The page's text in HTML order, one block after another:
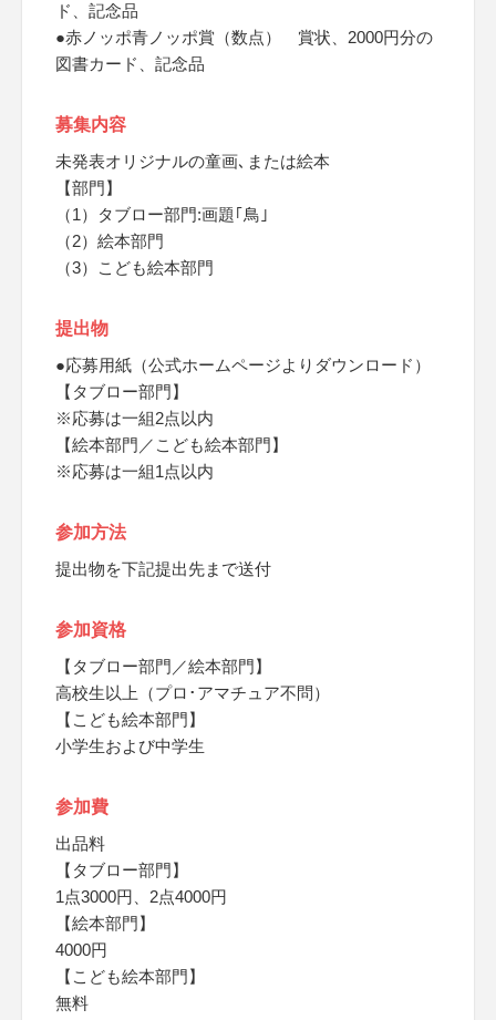
ド、記念品
●赤ノッポ青ノッポ賞（数点） 賞状、2000円分の
図書カード、記念品
募集内容
未発表オリジナルの童画､または絵本
【部門】
（1）タブロー部門:画題｢鳥｣
（2）絵本部門
（3）こども絵本部門
提出物
●応募用紙（公式ホームページよりダウンロード）
【タブロー部門】
※応募は一組2点以内
【絵本部門／こども絵本部門】
※応募は一組1点以内
参加方法
提出物を下記提出先まで送付
参加資格
【タブロー部門／絵本部門】
高校生以上（プロ･アマチュア不問）
【こども絵本部門】
小学生および中学生
参加費
出品料
【タブロー部門】
1点3000円、2点4000円
【絵本部門】
4000円
【こども絵本部門】
無料